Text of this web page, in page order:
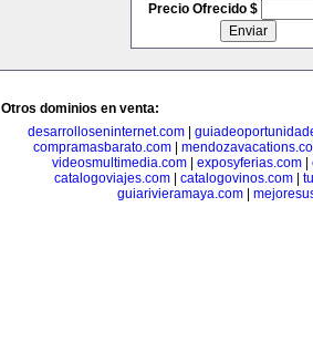
Precio Ofrecido $
Otros dominios en venta:
desarrolloseninternet.com
compramasbarato.com|
videosmultimedia.com
exposyferias.com
catalogoviajes.com| catalogovinos.com|
guiarivieramaya.com